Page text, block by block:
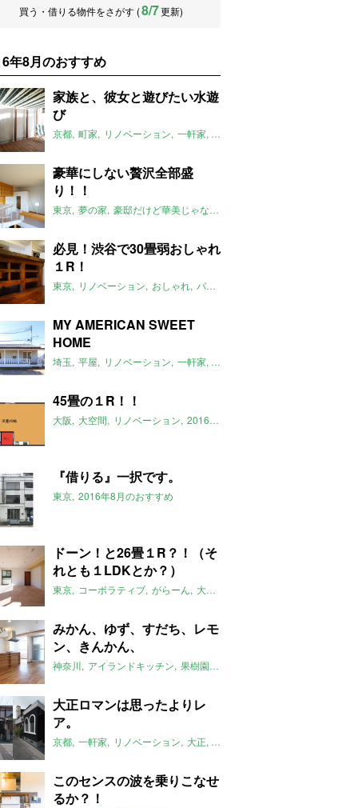
買う・借りる物件をさがす (8/7更新)
年8月のおすすめ
家族と、彼女と遊びたい水遊
び
京都 町家 リノベーション 一軒家 最高
豪華にしない贅沢全部盛
り！！
東京 夢の家 豪邸だけど華美じゃない
必見！渋谷で30畳弱おしゃれ
１R！
東京 リノベーション おしゃれ バーカウンター
MY AMERICAN SWEET
HOME
埼玉 平屋 リノベーション 一軒家 米軍ハウス
45畳の１R！！
大阪 大空間 リノベーション 2016年8月のおすすめ
『借りる』一択です。
東京 2016年8月のおすすめ
ドーン！と26畳１R？！（そ
れとも１LDKとか？）
東京 コーボラティブ がらーん 大空間
みかん、ゆず、すだち、レモ
ン、きんかん、
神奈川 アイランドキッチン 果樹園 庭
大正ロマンは思ったよりレ
ア。
京都 一軒家 リノベーション 大正 大正ロマン
このセンスの波を乗りこなせ
るか？！